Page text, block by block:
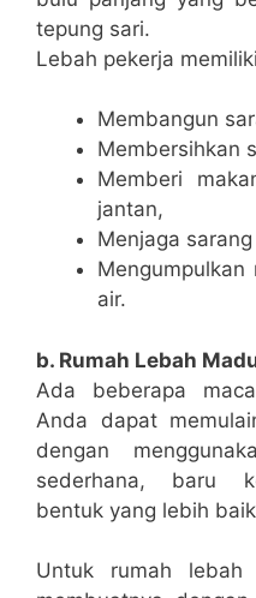
tepung sari.
Lebah pekerja
Membangun
Membersihkan
Memberi
jantan,
Menjaga
air.
b. Rumah Lebah
Ada beberapa
Anda dapat
dengan
sederhana, baru
bentuk yang lebih
Untuk rumah lebah